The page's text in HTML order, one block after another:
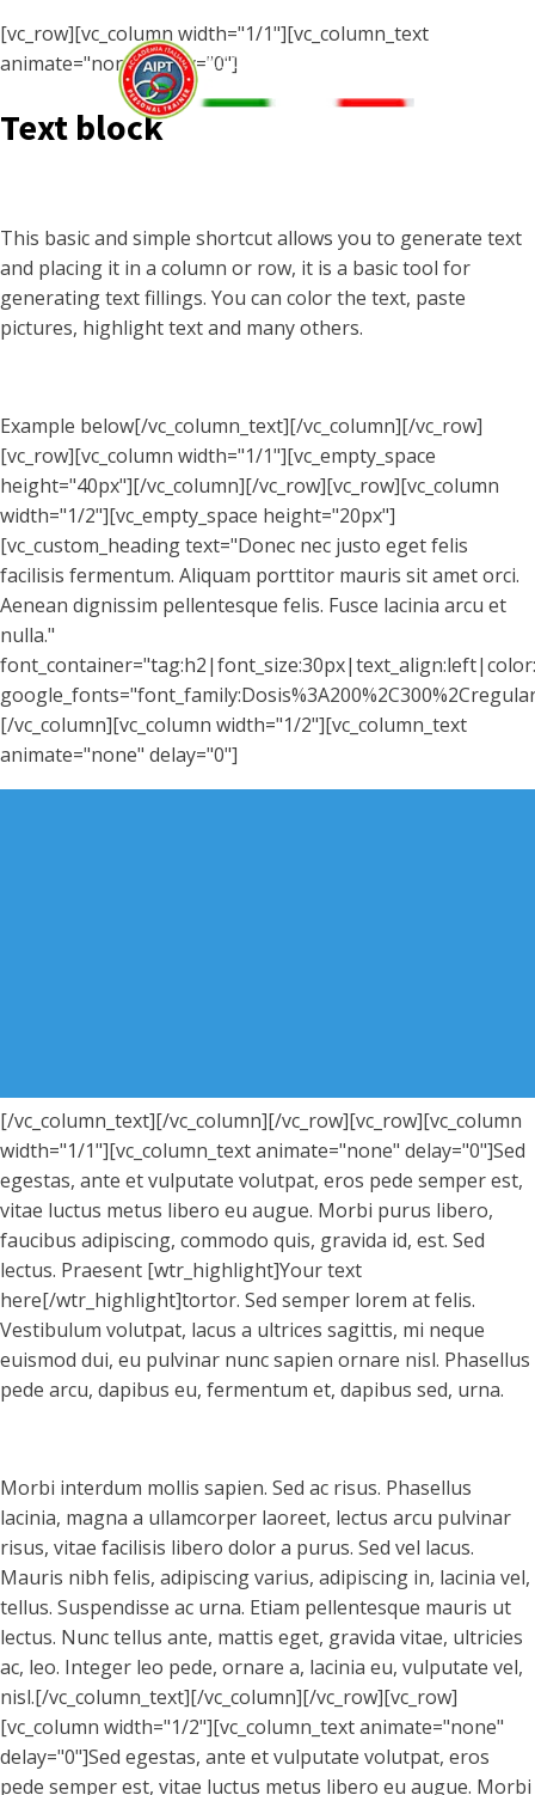
[vc_row][vc_column width="1/1"][vc_column_text
animate="none" delay="0"]
Text block
This basic and simple shortcut allows you to generate text
and placing it in a column or row, it is a basic tool for
generating text fillings. You can color the text, paste
pictures, highlight text and many others.
Example below[/vc_column_text][/vc_column][/vc_row]
[vc_row][vc_column width="1/1"][vc_empty_space
height="40px"][/vc_column][/vc_row][vc_row][vc_column
width="1/2"][vc_empty_space height="20px"]
[vc_custom_heading text="Donec nec justo eget felis
facilisis fermentum. Aliquam porttitor mauris sit amet orci.
Aenean dignissim pellentesque felis. Fusce lacinia arcu et
nulla."
[/vc_column][vc_column width="1/2"][vc_column_text
animate="none" delay="0"]
[/vc_column_text][/vc_column][/vc_row][vc_row][vc_column
width="1/1"][vc_column_text animate="none" delay="0"]Sed
egestas, ante et vulputate volutpat, eros pede semper est,
vitae luctus metus libero eu augue. Morbi purus libero,
faucibus adipiscing, commodo quis, gravida id, est. Sed
lectus. Praesent [wtr_highlight]Your text
here[/wtr_highlight]tortor. Sed semper lorem at felis.
Vestibulum volutpat, lacus a ultrices sagittis, mi neque
euismod dui, eu pulvinar nunc sapien ornare nisl. Phasellus
pede arcu, dapibus eu, fermentum et, dapibus sed, urna.
Morbi interdum mollis sapien. Sed ac risus. Phasellus
lacinia, magna a ullamcorper laoreet, lectus arcu pulvinar
risus, vitae facilisis libero dolor a purus. Sed vel lacus.
Mauris nibh felis, adipiscing varius, adipiscing in, lacinia vel,
tellus. Suspendisse ac urna. Etiam pellentesque mauris ut
lectus. Nunc tellus ante, mattis eget, gravida vitae, ultricies
ac, leo. Integer leo pede, ornare a, lacinia eu, vulputate vel,
nisl.[/vc_column_text][/vc_column][/vc_row][vc_row]
[vc_column width="1/2"][vc_column_text animate="none"
delay="0"]Sed egestas, ante et vulputate volutpat, eros
pede semper est, vitae luctus metus libero eu augue. Morbi